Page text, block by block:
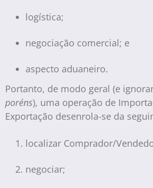
logística;
negociação comercial; e
aspecto aduaneiro.
Portanto, de modo geral (e
poréns), uma operação de
Exportação desenrola-se da
localizar Comprador/
negociar;